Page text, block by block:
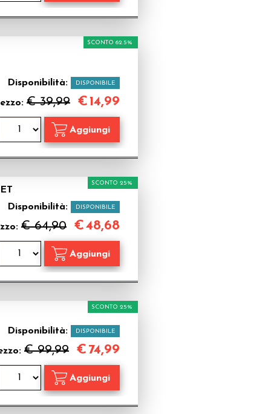
Disponibilità: DISPONIBILE
€ 39,99
SCONTO 62.5%
€14,99
Disponibilità: DISPONIBILE
€ 64,90
SCONTO 25%
€48,68
Disponibilità: DISPONIBILE
€ 99,99
SCONTO 25%
€ 74,99